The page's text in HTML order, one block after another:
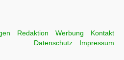
Redaktion Werbung
Kontakt
Datenschutz
Impressum